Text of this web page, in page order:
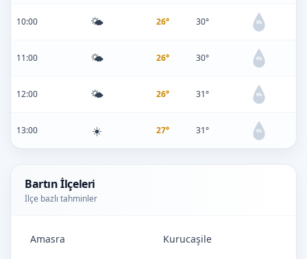
10:00 🌤️ 26° 30° 0%
11:00 🌤️ 26° 30° 0%
12:00 🌤️ 26° 31° 0%
13:00 ☀️ 27° 31° 0%
Bartın İlçeleri
İlçe bazlı tahminler
Amasra Kurucaşile